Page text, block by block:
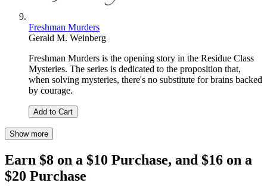
Freshman Murders
Gerald M. Weinberg
Freshman Murders is the opening story in the Residue Class
Mysteries. The series is dedicated to the proposition that,
when solving mysteries, there's no substitute for brains backed
by courage.
Add to Cart
Show more
Earn $8 on a $10 Purchase, and $16 on a
$20 Purchase